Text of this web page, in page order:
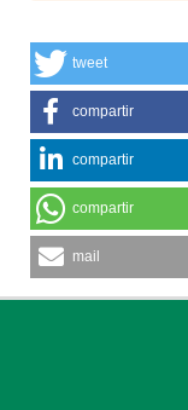
tweet
compartir
compartir
compartir
mail